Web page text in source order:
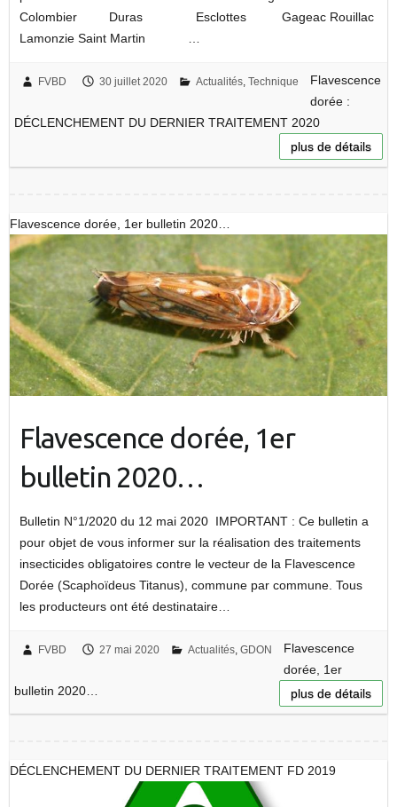
Colombier Duras Esclottes Gageac Rouillac
Lamonzie Saint Martin …
FVBD 30 juillet 2020 Actualités, Technique
Flavescence
dorée :
DÉCLENCHEMENT DU DERNIER TRAITEMENT 2020
plus de détails
Flavescence dorée, 1er bulletin 2020…
Flavescence dorée, 1er
bulletin 2020…
Bulletin N°1/2020 du 12 mai 2020 IMPORTANT : Ce bulletin a
pour objet de vous informer sur la réalisation des traitements
insecticides obligatoires contre le vecteur de la Flavescence
Dorée (Scaphoïdeus Titanus), commune par commune. Tous
les producteurs ont été destinataire…
FVBD 27 mai 2020 Actualités, GDON
Flavescence
dorée, 1er
bulletin 2020…
plus de détails
DÉCLENCHEMENT DU DERNIER TRAITEMENT FD 2019